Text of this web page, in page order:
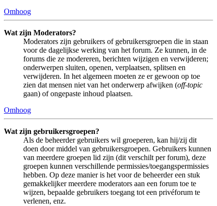
Omhoog
Wat zijn Moderators?
Moderators zijn gebruikers of gebruikersgroepen die in staan
voor de dagelijkse werking van het forum. Ze kunnen, in de
forums die ze modereren, berichten wijzigen en verwijderen;
onderwerpen sluiten, openen, verplaatsen, splitsen en
verwijderen. In het algemeen moeten ze er gewoon op toe
zien dat mensen niet van het onderwerp afwijken (off-topic
gaan) of ongepaste inhoud plaatsen.
Omhoog
Wat zijn gebruikersgroepen?
Als de beheerder gebruikers wil groeperen, kan hij/zij dit
doen door middel van gebruikersgroepen. Gebruikers kunnen
van meerdere groepen lid zijn (dit verschilt per forum), deze
groepen kunnen verschillende permissies/toegangspermissies
hebben. Op deze manier is het voor de beheerder een stuk
gemakkelijker meerdere moderators aan een forum toe te
wijzen, bepaalde gebruikers toegang tot een privéforum te
verlenen, enz.